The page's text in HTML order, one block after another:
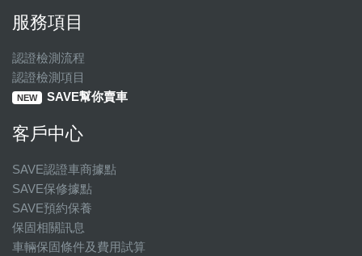
服務項目
認證檢測流程
認證檢測項目
NEW SAVE幫你賣車
客戶中心
SAVE認證車商據點
SAVE保修據點
SAVE預約保養
保固相關訊息
車輛保固條件及費用試算